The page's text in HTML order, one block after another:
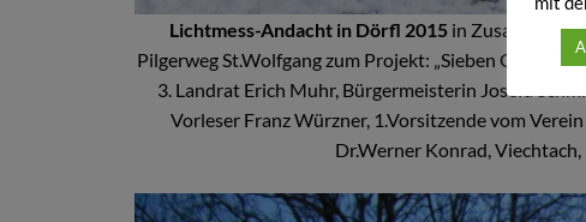
Lichtmess-Andacht in Dörfl 2015 in
Pilgerweg St.Wolfgang zum Projekt: „Sieben
3. Landrat Erich Muhr, Bürgermeisterin Josefa
Vorleser Franz Würzner, 1.Vorsitzende vom
Dr.Werner Konrad,